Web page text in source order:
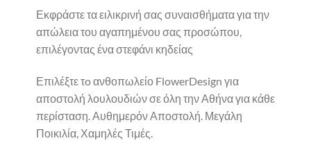
Εκφράστε τα ειλικρινή σας συναισθήματα για την
απώλεια του αγαπημένου σας προσώπου,
επιλέγοντας ένα στεφάνι κηδείας
Επιλέξτε τo ανθοπωλείο FlowerDesign για
αποστολή λουλουδιών σε όλη την Αθήνα για κάθε
περίσταση. Αυθημερόν Αποστολή. Μεγάλη
Ποικιλία, Χαμηλές Τιμές.